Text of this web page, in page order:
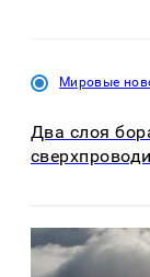
Мировые
Два слоя